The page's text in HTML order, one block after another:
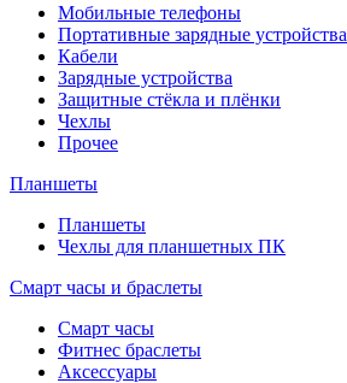
Мобильные телефоны
Портативные зарядные устройства
Кабели
Зарядные устройства
Защитные стёкла и плёнки
Чехлы
Прочее
Планшеты
Планшеты
Чехлы для планшетных ПК
Смарт часы и браслеты
Смарт часы
Фитнес браслеты
Аксессуары